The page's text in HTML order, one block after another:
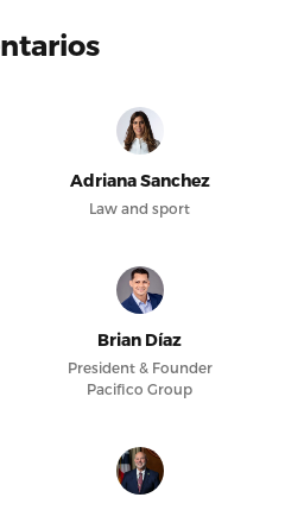
Adriana Sanchez
Law and sport
Brian Díaz
President & Founder
Pacifico Group